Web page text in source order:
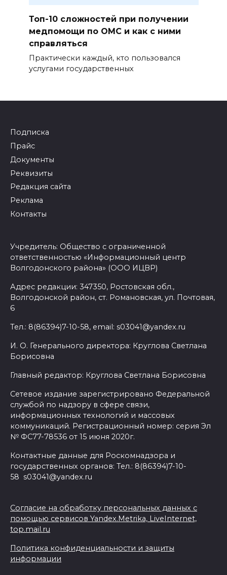
Топ-10 сложностей при получении
медпомощи по ОМС и как с ними
справляться
Практически каждый, кто пользовался
услугами государственных
Подписка
Прайс
Документы
Реквизиты
Редакция сайта
Реклама
Контакты
Учредитель: Общество с ограниченной
ответственностью «Информационный центр
Волгодонского района» (ООО ИЦВР)
Адрес редакции: 347350, Ростовская обл.,
Волгодонской район, ст. Романовская, ул. Почтовая,
6
Тел.: 8(86394)7-10-58, email: s03041@yandex.ru
И. О. Генерального директора: Круглова Светлана
Борисовна
Главный редактор: Круглова Светлана Борисовна
Сетевое издание зарегистрировано Федеральной
службой по надзору в сфере связи,
информационных технологий и массовых
коммуникаций. Регистрационный номер: серия Эл
№ ФС77-78536 от 15 июня 2020г.
Контактные данные для Роскомнадзора и
государственных органов: Тел.: 8(86394)7-10-
58 s03041@yandex.ru
Согласие на обработку персональных данных с
помощью сервисов Yandex.Metrika, LiveInternet,
top.mail.ru
Политика конфиденциальности и защиты
информации